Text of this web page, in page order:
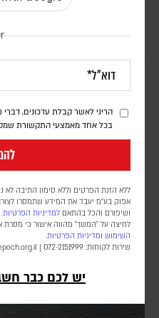
הריני לאשר קבלת עדכונים, דברי
בכל אחד מאמצעי התקשורת
ללא הזנת הפרטים וללא סימון התיבה
אפוק בע״מ יעבד את המידע שתמסרו
ושיפורם והכל בהתאם למדיניות הפרטיות.
לחיצה על "המשך" מהווה אישור כי
השימוש ומדיניות הפרטיות.
שירות לקוחות: 072-2151999 |
יש לכם כבר
בעקבות בקשתו של
שליחת חיילים לרצועת
הבין-לאומי
מספר החיילים ומועד פריסתם טרם
נפרס ברצועה, וממתין ליישום
שאמורה לנהל את הרצועה